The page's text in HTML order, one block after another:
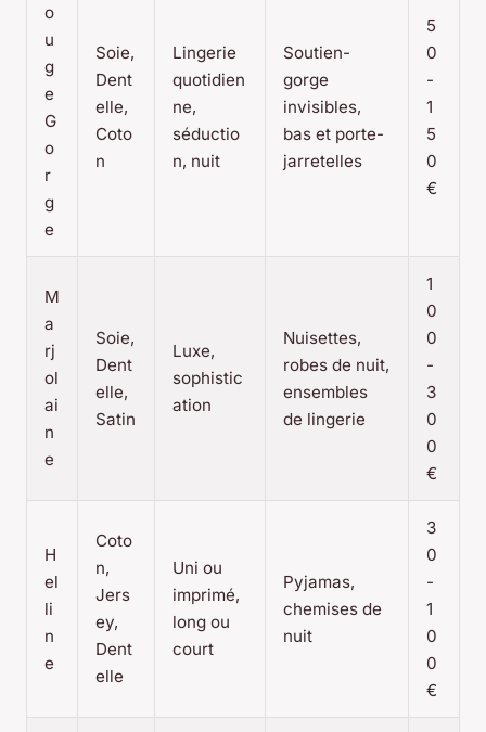
o
u
g
e
G
o
r
g
e
Soie,
Dent
elle,
Coto
n
Lingerie
quotidien
ne,
séductio
n, nuit
Soutien-
gorge
invisibles,
bas et porte-
jarretelles
5
0
-
1
5
0
€
M
a
rj
ol
ai
n
e
Soie,
Dent
elle,
Satin
Luxe,
sophistic
ation
Nuisettes,
robes de nuit,
ensembles
de lingerie
1
0
0
-
3
0
0
€
H
el
li
n
e
Coto
n,
Jers
ey,
Dent
elle
Uni ou
imprimé,
long ou
court
Pyjamas,
chemises de
nuit
3
0
-
1
0
0
€